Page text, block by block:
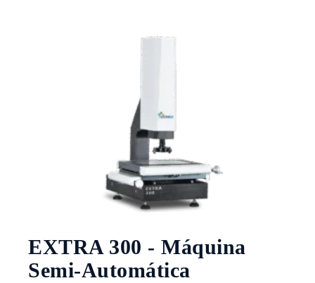
EXTRA 300 - Máquina
Semi-Automática